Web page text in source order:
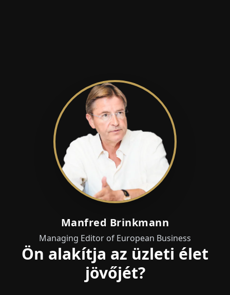
Manfred Brinkmann
Managing Editor of European Business
Ön alakítja az üzleti élet
jövőjét?